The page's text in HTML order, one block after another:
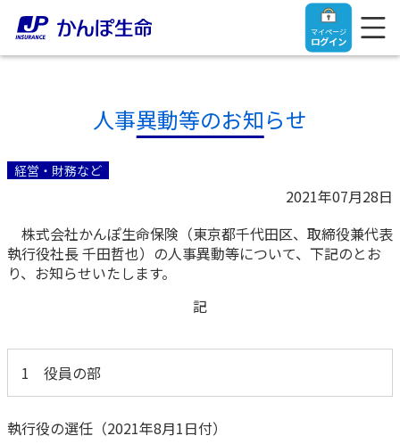
マイページ
ログイン
トップ
ご契約者さま
マイページログイン
入院保険金・手術保険金のご請求
保険をご検討中のお客さま
終身保険
【まずはご相談ください】企業経営でお悩みの方はこ
ちら
お役立ち情報
かんぽ生命について
人事異動等のお知らせ
経営・財務など
2021年07月28日
株式会社かんぽ生命保険（東京都千代田区、取締役兼代表
執行役社長 千田哲也）の人事異動等について、下記のとお
り、お知らせいたします。
記
1 役員の部
執行役の選任（2021年8月1日付）